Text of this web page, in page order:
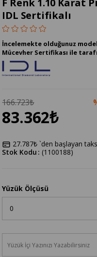
F Renk 1.10 Karat
IDL Sertifikalı
İncelemekte olduğunuz
Mücevher Sertifikası ile
166.723₺
83.362₺
27.787₺ `den başlayan
(1100188)
Stok Kodu
Yüzük Ölçüsü